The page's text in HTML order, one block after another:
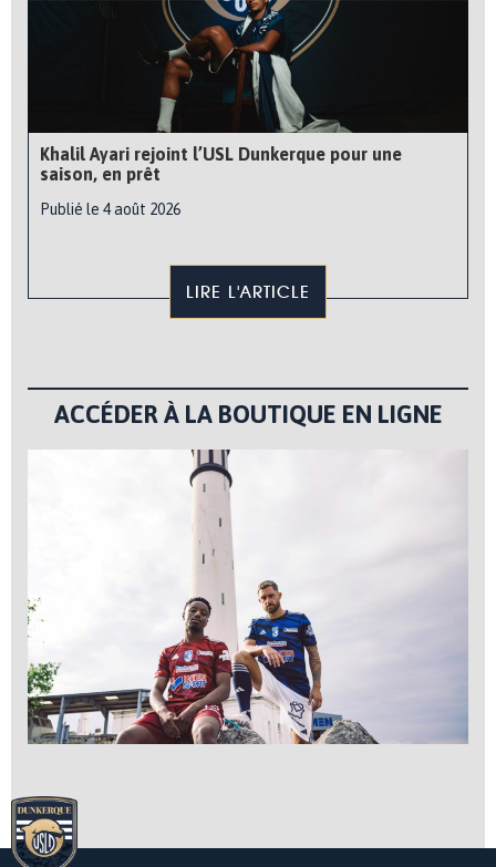
Khalil Ayari rejoint l’USL Dunkerque pour une
saison, en prêt
Publié le 4 août 2026
LIRE L'ARTICLE
ACCÉDER À LA BOUTIQUE EN LIGNE